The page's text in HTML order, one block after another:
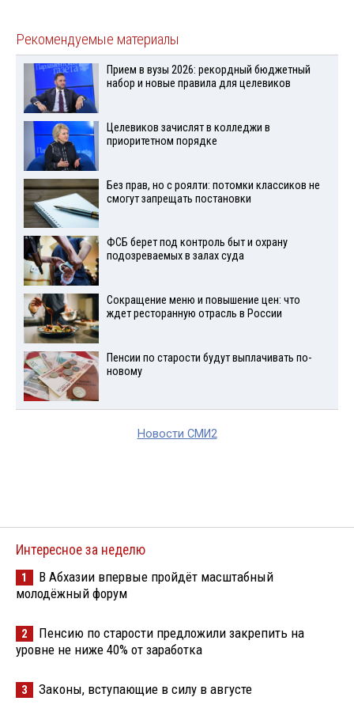
Рекомендуемые материалы
Прием в вузы 2026: рекордный бюджетный
набор и новые правила для целевиков
Целевиков зачислят в колледжи в
приоритетном порядке
Без прав, но с роялти: потомки классиков не
смогут запрещать постановки
ФСБ берет под контроль быт и охрану
подозреваемых в залах суда
Сокращение меню и повышение цен: что
ждет ресторанную отрасль в России
Пенсии по старости будут выплачивать по-
новому
Новости СМИ2
Интересное за неделю
1
В Абхазии впервые пройдёт масштабный
молодёжный форум
2
Пенсию по старости предложили закрепить на
уровне не ниже 40% от заработка
3 Законы, вступающие в силу в августе